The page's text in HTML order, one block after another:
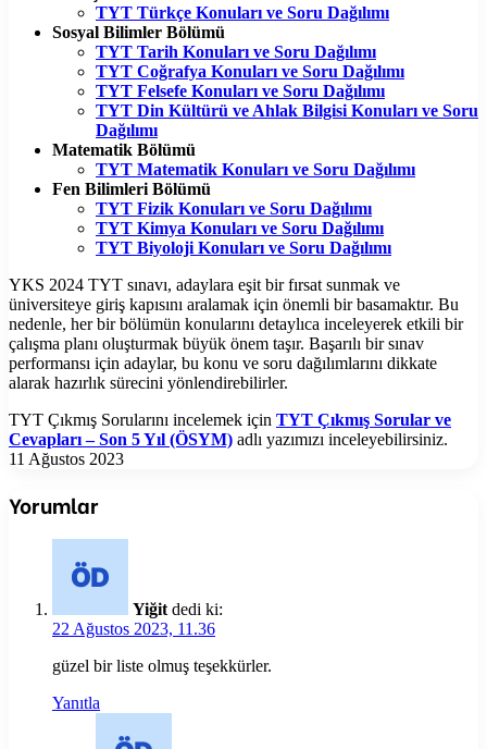
TYT Türkçe Konuları ve Soru Dağılımı
Sosyal Bilimler Bölümü
TYT Tarih Konuları ve Soru Dağılımı
TYT Coğrafya Konuları ve Soru Dağılımı
TYT Felsefe Konuları ve Soru Dağılımı
TYT Din Kültürü ve Ahlak Bilgisi Konuları ve Soru
Dağılımı
Matematik Bölümü
TYT Matematik Konuları ve Soru Dağılımı
Fen Bilimleri Bölümü
TYT Fizik Konuları ve Soru Dağılımı
TYT Kimya Konuları ve Soru Dağılımı
TYT Biyoloji Konuları ve Soru Dağılımı
YKS 2024 TYT sınavı, adaylara eşit bir fırsat sunmak ve
üniversiteye giriş kapısını aralamak için önemli bir basamaktır. Bu
nedenle, her bir bölümün konularını detaylıca inceleyerek etkili bir
çalışma planı oluşturmak büyük önem taşır. Başarılı bir sınav
performansı için adaylar, bu konu ve soru dağılımlarını dikkate
alarak hazırlık sürecini yönlendirebilirler.
TYT Çıkmış Sorularını incelemek için TYT Çıkmış Sorular ve
Cevapları – Son 5 Yıl (ÖSYM) adlı yazımızı inceleyebilirsiniz.
11 Ağustos 2023
Yorumlar
Yiğit dedi ki:
22 Ağustos 2023, 11.36
güzel bir liste olmuş teşekkürler.
Yanıtla